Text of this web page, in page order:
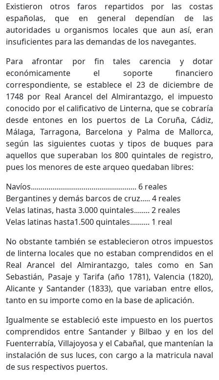
Existieron otros faros repartidos por las costas
españolas, que en general dependían de las
autoridades u organismos locales que aun así, eran
insuficientes para las demandas de los navegantes.
Para afrontar por fin tales carencia y dotar
económicamente el soporte financiero
correspondiente, se establece el 23 de diciembre de
1748 por Real Arancel del Almirantazgo, el impuesto
conocido por el calificativo de Linterna, que se cobraría
desde entones en los puertos de La Coruña, Cádiz,
Málaga, Tarragona, Barcelona y Palma de Mallorca,
según las siguientes cuotas y tipos de buques para
aquellos que superaban los 800 quintales de registro,
pues los menores de este arqueo quedaban libres:
Navíos...................................................... 6 reales
Bergantines y demás barcos de cruz..... 4 reales
Velas latinas, hasta 3.000 quintales........ 2 reales
Velas latinas hasta1.500 quintales.......... 1 real
No obstante también se establecieron otros impuestos
de linterna locales que no estaban comprendidos en el
Real Arancel del Almirantazgo, tales como en San
Sebastián, Pasaje y Tarifa (año 1781), Valencia (1820),
Alicante y Santander (1833), que variaban entre ellos,
tanto en su importe como en la base de aplicación.
Igualmente se estableció este impuesto en los puertos
comprendidos entre Santander y Bilbao y en los del
Fuenterrabía, Villajoyosa y el Cabañal, que mantenían la
instalación de sus luces, con cargo a la matricula naval
de sus respectivos puertos.